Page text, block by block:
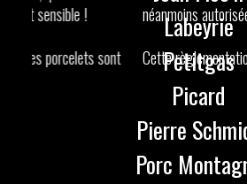
Labeyrie
Petitgas
Picard
Pierre
Porc
néanmoins autorisée sous anesthésie
Cette règlementation est insatisfaisante.